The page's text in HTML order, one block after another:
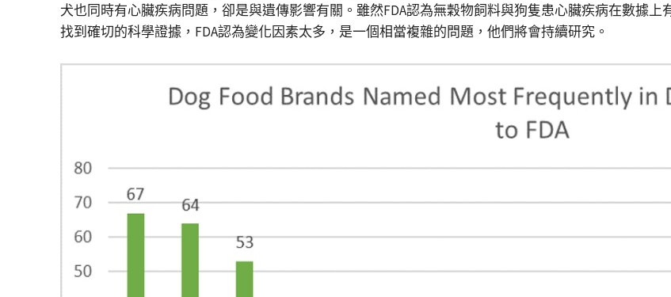
犬也同時有心臟疾病問題，卻是與遺傳影響有關。雖然FDA認為無穀物飼料與狗隻患心臟疾病在數據
找到確切的科學證據，FDA認為變化因素太多，是一個相當複雜的問題，他們將會持續研究。